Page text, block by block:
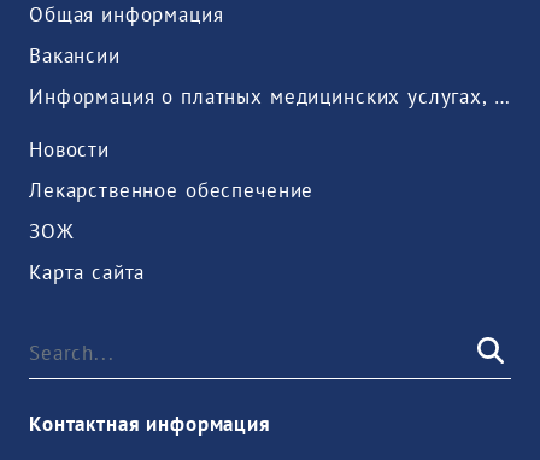
Общая информация
Вакансии
Информация о платных медицинских услугах, предоставляемых медицинской организацией
Новости
Лекарственное обеспечение
ЗОЖ
Карта сайта
Контактная информация